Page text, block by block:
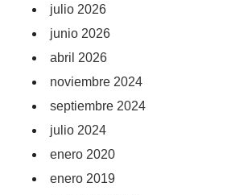
julio 2026
junio 2026
abril 2026
noviembre 2024
septiembre 2024
julio 2024
enero 2020
enero 2019